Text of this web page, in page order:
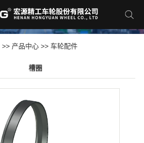
>> 产品中心 >>车轮配件
槽圈